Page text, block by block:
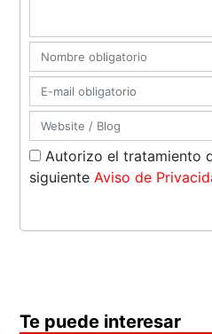
Autorizo el tratamiento
siguienteAviso de
Te puede interesar